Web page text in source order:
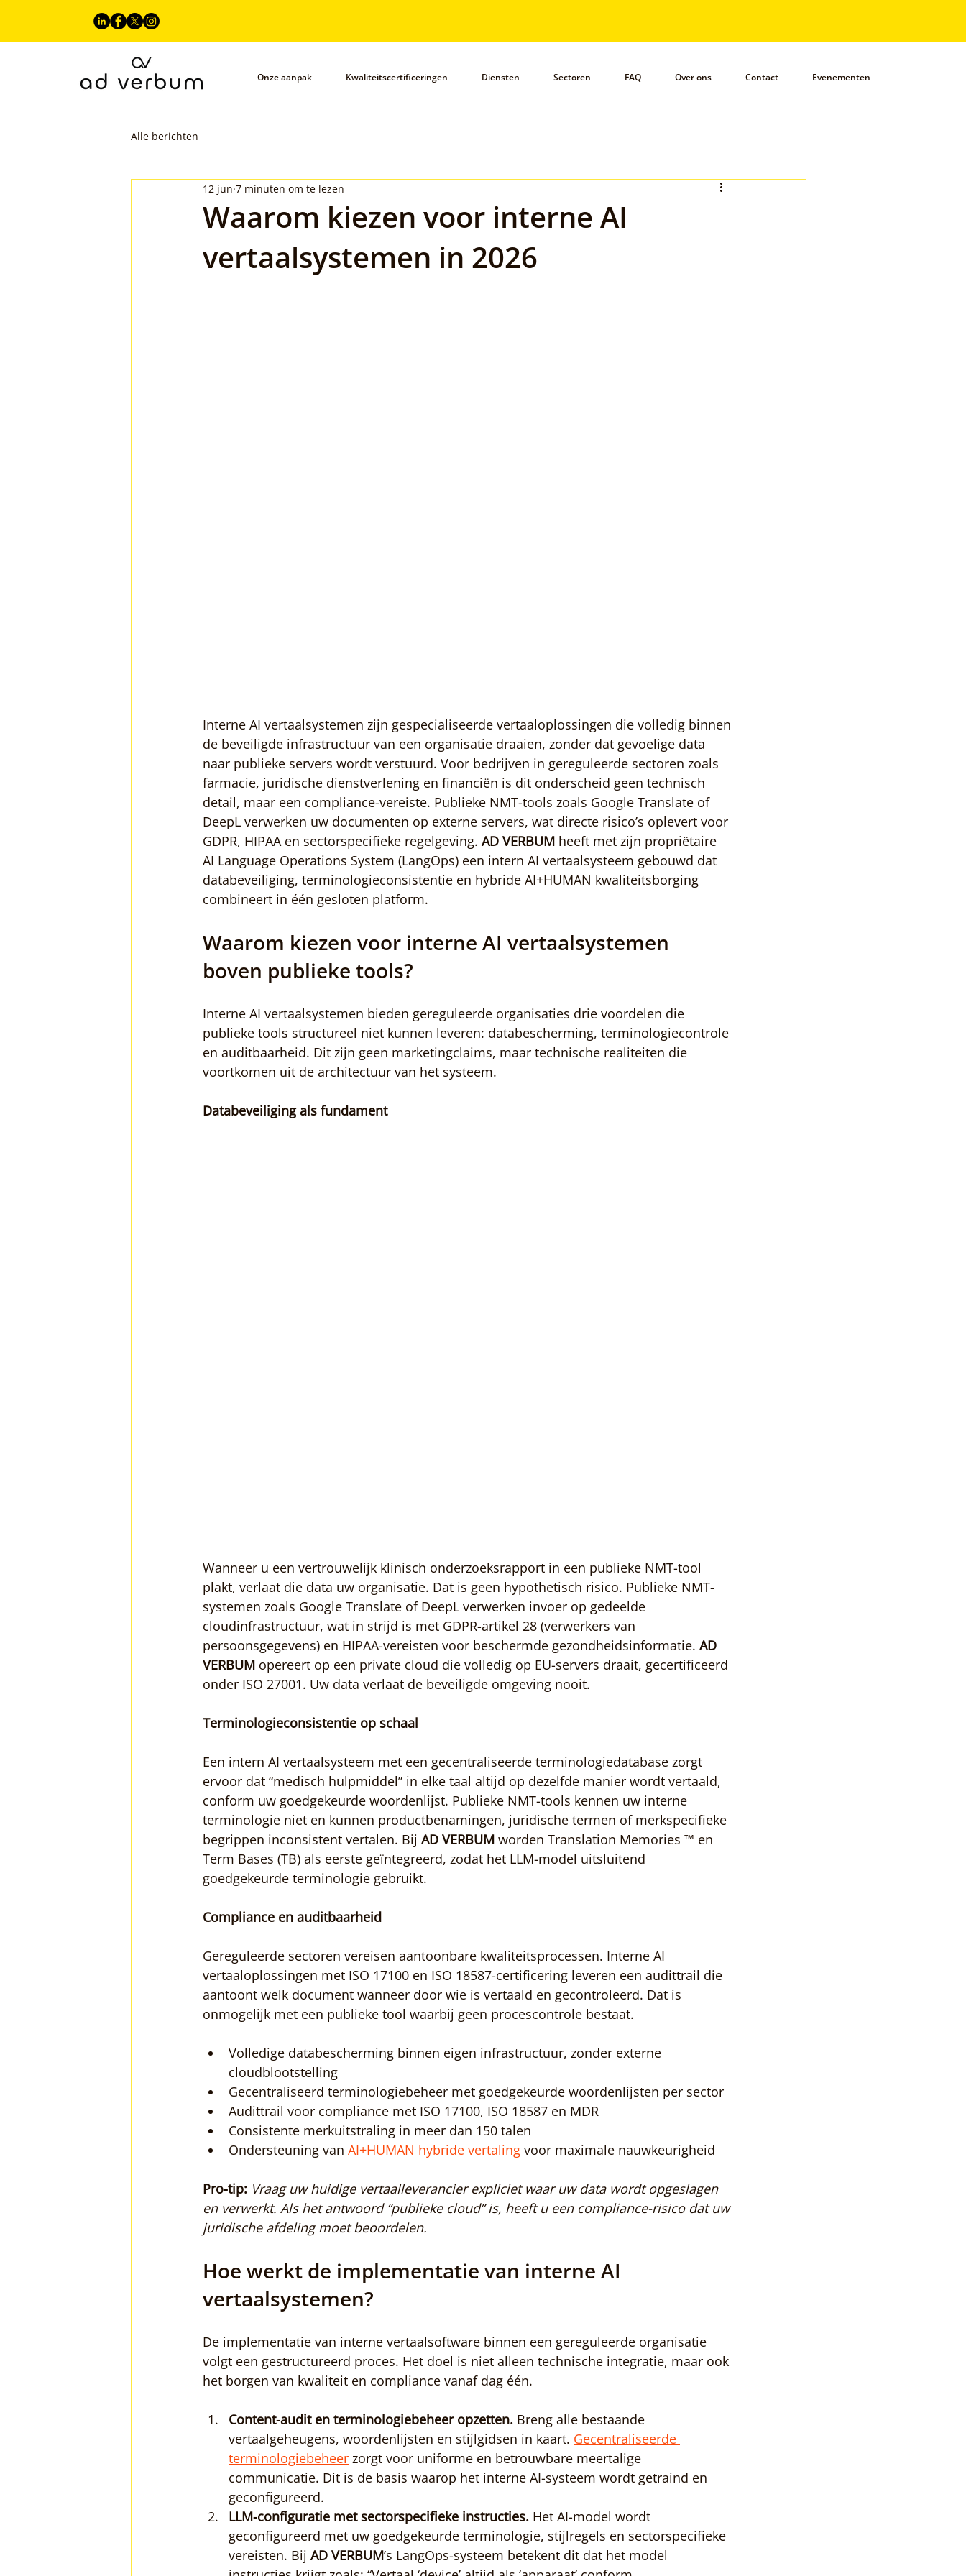
Onze aanpak Kwaliteitscertificeringen Diensten Sectoren FAQ Over ons Contact Evenementen
Alle berichten
Waarom kiezen voor interne AI
vertaalsystemen in 2026
12 jun 7 minuten om te lezen
Interne AI vertaalsystemen zijn gespecialiseerde vertaaloplossingen die volledig binnen
de beveiligde infrastructuur van een organisatie draaien, zonder dat gevoelige data
naar publieke servers wordt verstuurd. Voor bedrijven in gereguleerde sectoren zoals
farmacie, juridische dienstverlening en financiën is dit onderscheid geen technisch
detail, maar een compliance-vereiste. Publieke NMT-tools zoals Google Translate of
DeepL verwerken uw documenten op externe servers, wat directe risico’s oplevert voor
GDPR, HIPAA en sectorspecifieke regelgeving. AD VERBUM heeft met zijn propriëtaire
AI Language Operations System (LangOps) een intern AI vertaalsysteem gebouwd dat
databeveiliging, terminologieconsistentie en hybride AI+HUMAN kwaliteitsborging
combineert in één gesloten platform.
Waarom kiezen voor interne AI vertaalsystemen
boven publieke tools?
Interne AI vertaalsystemen bieden gereguleerde organisaties drie voordelen die
publieke tools structureel niet kunnen leveren: databescherming, terminologiecontrole
en auditbaarheid. Dit zijn geen marketingclaims, maar technische realiteiten die
voortkomen uit de architectuur van het systeem.
Databeveiliging als fundament
Wanneer u een vertrouwelijk klinisch onderzoeksrapport in een publieke NMT-tool
plakt, verlaat die data uw organisatie. Dat is geen hypothetisch risico. Publieke NMT-
systemen zoals Google Translate of DeepL verwerken invoer op gedeelde
cloudinfrastructuur, wat in strijd is met GDPR-artikel 28 (verwerkers van
persoonsgegevens) en HIPAA-vereisten voor beschermde gezondheidsinformatie. AD
VERBUM opereert op een private cloud die volledig op EU-servers draait, gecertificeerd
onder ISO 27001. Uw data verlaat de beveiligde omgeving nooit.
Terminologieconsistentie op schaal
Een intern AI vertaalsysteem met een gecentraliseerde terminologiedatabase zorgt
ervoor dat “medisch hulpmiddel” in elke taal altijd op dezelfde manier wordt vertaald,
conform uw goedgekeurde woordenlijst. Publieke NMT-tools kennen uw interne
terminologie niet en kunnen productbenamingen, juridische termen of merkspecifieke
begrippen inconsistent vertalen. Bij AD VERBUM worden Translation Memories ™ en
Term Bases (TB) als eerste geïntegreerd, zodat het LLM-model uitsluitend
goedgekeurde terminologie gebruikt.
Compliance en auditbaarheid
Gereguleerde sectoren vereisen aantoonbare kwaliteitsprocessen. Interne AI
vertaaloplossingen met ISO 17100 en ISO 18587-certificering leveren een audittrail die
aantoont welk document wanneer door wie is vertaald en gecontroleerd. Dat is
onmogelijk met een publieke tool waarbij geen procescontrole bestaat.
Volledige databescherming binnen eigen infrastructuur, zonder externe
cloudblootstelling
Gecentraliseerd terminologiebeheer met goedgekeurde woordenlijsten per sector
Audittrail voor compliance met ISO 17100, ISO 18587 en MDR
Consistente merkuitstraling in meer dan 150 talen
Ondersteuning van AI+HUMAN hybride vertaling voor maximale nauwkeurigheid
Pro-tip: Vraag uw huidige vertaalleverancier expliciet waar uw data wordt opgeslagen
en verwerkt. Als het antwoord “publieke cloud” is, heeft u een compliance-risico dat uw
juridische afdeling moet beoordelen.
Hoe werkt de implementatie van interne AI
vertaalsystemen?
De implementatie van interne vertaalsoftware binnen een gereguleerde organisatie
volgt een gestructureerd proces. Het doel is niet alleen technische integratie, maar ook
het borgen van kwaliteit en compliance vanaf dag één.
Content-audit en terminologiebeheer opzetten. Breng alle bestaande
vertaalgeheugens, woordenlijsten en stijlgidsen in kaart. Gecentraliseerde
terminologiebeheer zorgt voor uniforme en betrouwbare meertalige
communicatie. Dit is de basis waarop het interne AI-systeem wordt getraind en
geconfigureerd.
LLM-configuratie met sectorspecifieke instructies. Het AI-model wordt
geconfigureerd met uw goedgekeurde terminologie, stijlregels en sectorspecifieke
vereisten. Bij AD VERBUM’s LangOps-systeem betekent dit dat het model